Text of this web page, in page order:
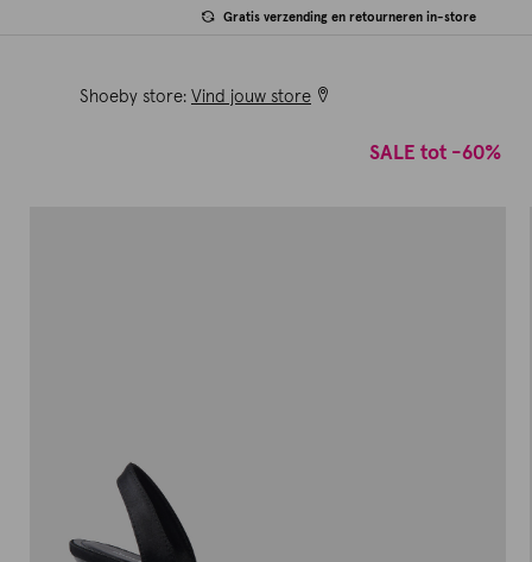
Gratis verzending en retourneren in-store
Shoeby store: Vind jouw store
SALE tot -60%